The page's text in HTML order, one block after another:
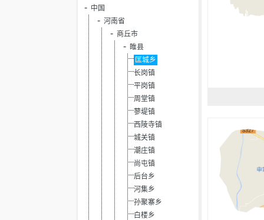
中国
河南省
商丘市
睢县
匡城乡
长岗镇
平岗镇
周堂镇
蓼堤镇
西陵寺镇
城关镇
潮庄镇
尚屯镇
后台乡
河集乡
孙聚寨乡
白楼乡